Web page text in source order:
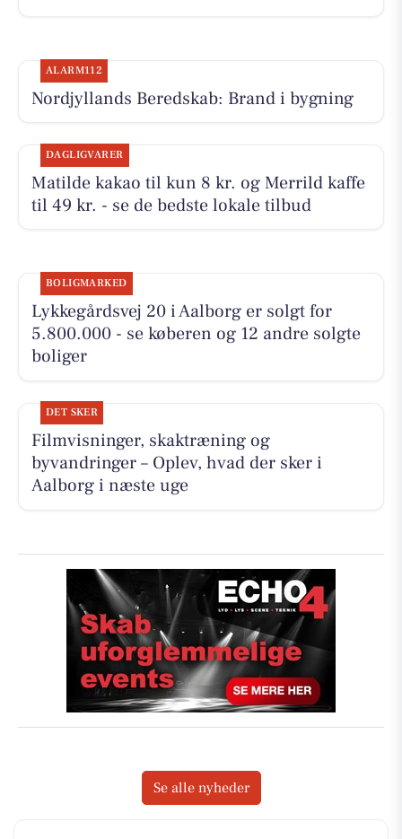
ALARM112
Nordjyllands Beredskab: Brand i bygning
DAGLIGVARER
Matilde kakao til kun 8 kr. og Merrild kaffe
til 49 kr. - se de bedste lokale tilbud
BOLIGMARKED
Lykkegårdsvej 20 i Aalborg er solgt for
5.800.000 - se køberen og 12 andre solgte
boliger
DET SKER
Filmvisninger, skaktræning og
byvandringer – Oplev, hvad der sker i
Aalborg i næste uge
Se alle nyheder